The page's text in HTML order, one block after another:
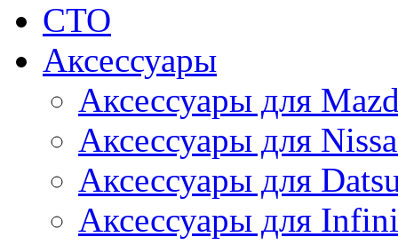
СТО
Аксессуары
Аксессуары для
Аксессуары для
Аксессуары для
Аксессуары для